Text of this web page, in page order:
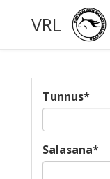
VRL
Tunnus*
Salasana*